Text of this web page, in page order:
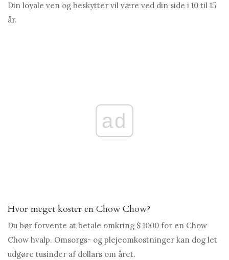
Din loyale ven og beskytter vil være ved din side i 10 til 15
år.
ad
Hvor meget koster en Chow Chow?
Du bør forvente at betale omkring $ 1000 for en Chow
Chow hvalp. Omsorgs- og plejeomkostninger kan dog let
udgøre tusinder af dollars om året.